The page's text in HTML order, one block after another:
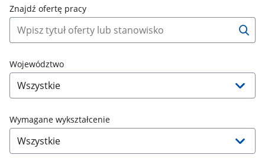
Znajdź ofertę pracy
Województwo
Wymagane wykształcenie